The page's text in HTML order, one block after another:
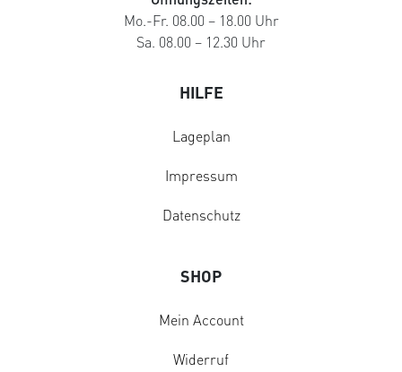
Mo.-Fr. 08.00 – 18.00 Uhr
Sa. 08.00 – 12.30 Uhr
HILFE
Lageplan
Impressum
Datenschutz
SHOP
Mein Account
Widerruf